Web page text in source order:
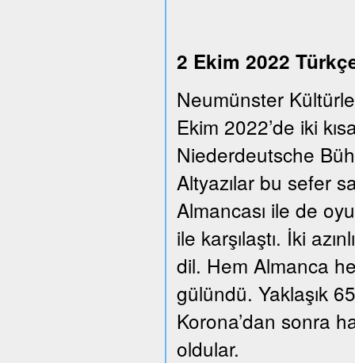
2 Ekim 2022
Neumünster
Ekim 2022’de iki
Niederdeutsche
Altyazılar bu sefer
Almancası ile de
ile karşılaştı. İki
dil. Hem Almanca
gülündü. Yaklaşık
Korona’dan sonra
oldular.